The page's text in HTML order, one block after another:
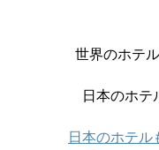
世界のホテル
日本のホテ
日本のホテル